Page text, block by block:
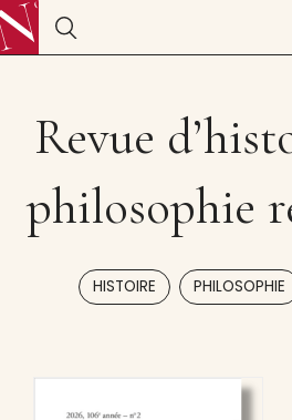
Revue
philosophie
HISTOIRE , PHILOSOPHIE